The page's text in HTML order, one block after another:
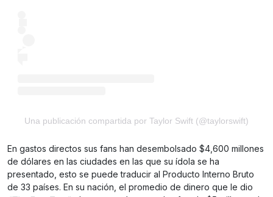
Una publicación compartida por Taylor Swift (@taylorswift)
En gastos directos sus fans han desembolsado $4,600 millones
de dólares en las ciudades en las que su ídola se ha
presentado, esto se puede traducir al Producto Interno Bruto
de 33 países. En su nación, el promedio de dinero que le dio